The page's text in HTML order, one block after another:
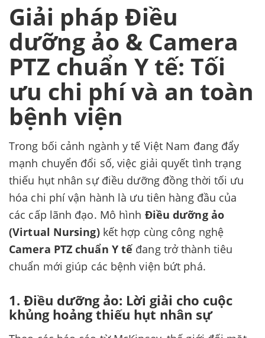
Giải pháp Điều
dưỡng ảo & Camera
PTZ chuẩn Y tế: Tối
ưu chi phí và an toàn
bệnh viện
Trong bối cảnh ngành y tế Việt Nam đang đẩy
mạnh chuyển đổi số, việc giải quyết tình trạng
thiếu hụt nhân sự điều dưỡng đồng thời tối ưu
hóa chi phí vận hành là ưu tiên hàng đầu của
các cấp lãnh đạo. Mô hình Điều dưỡng ảo
(Virtual Nursing)kết hợp cùng công nghệ
Camera PTZ chuẩn Y tế đang trở thành tiêu
chuẩn mới giúp các bệnh viện bứt phá.
1. Điều dưỡng ảo: Lời giải cho cuộc
khủng hoảng thiếu hụt nhân sự